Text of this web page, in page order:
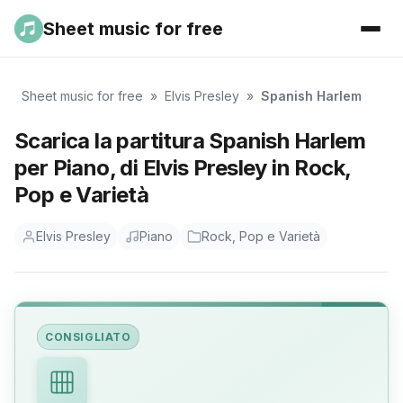
Sheet music for free
Sheet music for free » Elvis Presley » Spanish Harlem
Scarica la partitura Spanish Harlem
per Piano, di Elvis Presley in Rock,
Pop e Varietà
Elvis Presley Piano Rock, Pop e Varietà
CONSIGLIATO